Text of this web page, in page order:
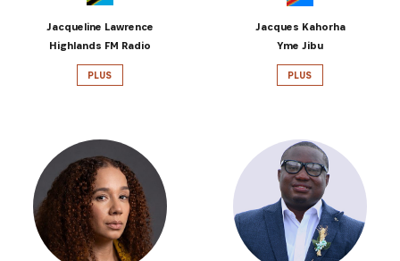
Jacqueline Lawrence
Highlands FM Radio
PLUS
Jacques Kahorha
Yme Jibu
PLUS